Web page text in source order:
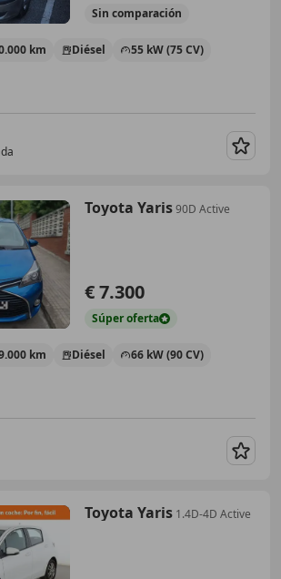
Sin comparación
km Diésel 55 kW (75 CV)
Toyota Yaris90D Active
€ 7.300
Súperoferta
km Diésel 66 kW (90 CV)
Toyota Yaris 1.4D-4D Active